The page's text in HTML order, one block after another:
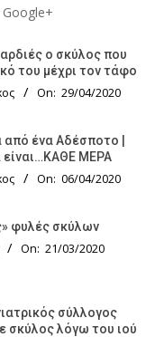
ο σκύλος που
του μέχρι τον τάφο
On: 29/04/2020
από ένα Αδέσποτο |
είναι…ΚΑΘΕ ΜΕΡΑ
On: 06/04/2020
φυλές σκύλων
On: 21/03/2020
σύλλογος
σκύλος λόγω του ιού